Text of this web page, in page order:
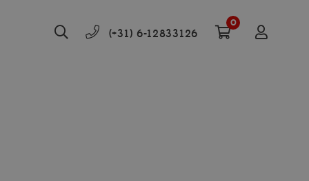
(+31) 6-12833126
0